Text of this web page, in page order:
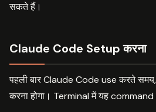
सकते हैं।
Claude Code Setup करना
पहली बार Claude Code use करते
करना होगा। Terminal में यह